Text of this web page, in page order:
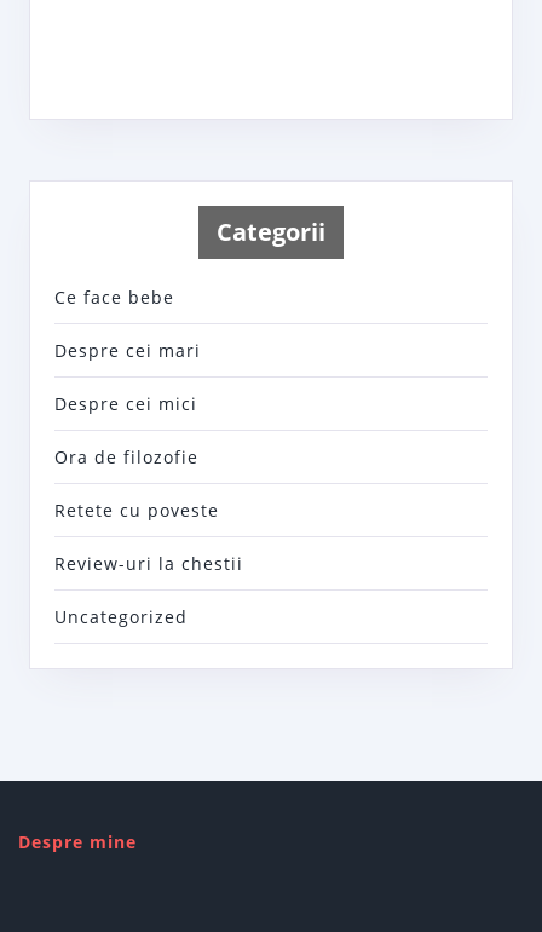
Categorii
Ce face bebe
Despre cei mari
Despre cei mici
Ora de filozofie
Retete cu poveste
Review-uri la chestii
Uncategorized
Despre mine